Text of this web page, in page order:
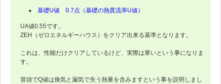
基礎U値 0.7点（基礎の熱貫流率U値）
UA値0.55です。
ZEH（ゼロエネルギーハウス）をクリア出来る基準となります。
これは、性能だけクリアしているけど、実際は寒いという事になりま
す。
冒頭でQ値は換気と漏気で失う熱量を含みますという事を説明しまし